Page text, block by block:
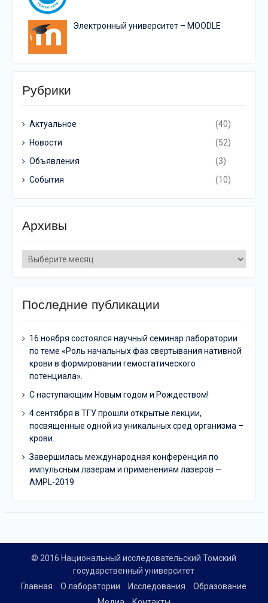
Электронный университет – MOODLE
Рубрики
Актуальное
(40)
Новости
(52)
Объявления
(3)
События
(10)
Архивы
Архивы
Последние публикации
16 ноября состоялся научный семинар лаборатории
по теме «Роль начальных фаз свертывания нативной
крови в формировании гемостатического
потенциала».
C наступающим Новым годом и Рождеством!
4 сентября в ТГУ прошли открытые лекции,
посвященные одной из уникальных сред организма –
крови.
Завершилась международная конференция по
импульсным лазерам и применениям лазеров —
AMPL-2019
© 2016 Национальный исследовательский Томский
государственный университет
Главная
О лаборатории Исследования
Образование